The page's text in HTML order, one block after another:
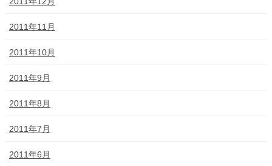
2011年11月
2011年10月
2011年9月
2011年8月
2011年7月
2011年6月